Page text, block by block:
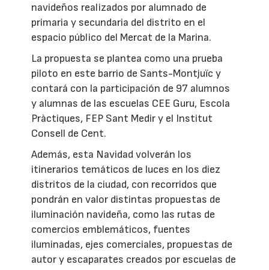
navideños realizados por alumnado de
primaria y secundaria del distrito en el
espacio público del Mercat de la Marina.
La propuesta se plantea como una prueba
piloto en este barrio de Sants-Montjuïc y
contará con la participación de 97 alumnos
y alumnas de las escuelas CEE Guru, Escola
Pràctiques, FEP Sant Medir y el Institut
Consell de Cent.
Además, esta Navidad volverán los
itinerarios temáticos de luces en los diez
distritos de la ciudad, con recorridos que
pondrán en valor distintas propuestas de
iluminación navideña, como las rutas de
comercios emblemáticos, fuentes
iluminadas, ejes comerciales, propuestas de
autor y escaparates creados por escuelas de